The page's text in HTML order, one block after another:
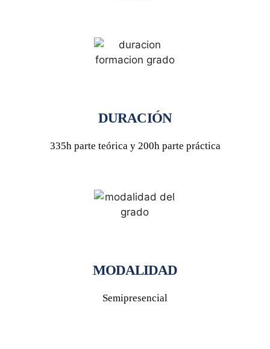
DURACIÓN
335h parte teórica y 200h parte práctica
MODALIDAD
Semipresencial